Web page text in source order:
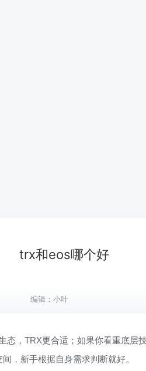
trx和eos哪个好
编辑： 小叶
，TRX更合适；如果你看重底层
，新手根据自身需求判断就好。